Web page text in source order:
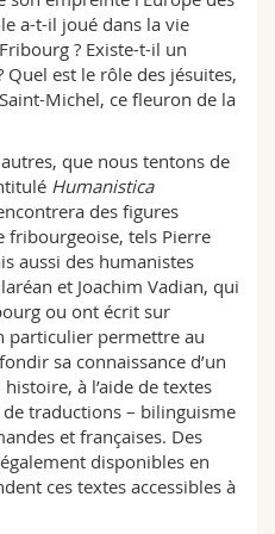
a-t-il joué dans la vie
? Existe-t-il un
est le rôle des jésuites,
Michel, ce fleuron de la
autres, que nous tentons de
Humanistica
des figures
fribourgeoise, tels Pierre
aussi des humanistes
et Joachim Vadian, qui
ou ont écrit sur
particulier permettre au
sa connaissance d’un
à l’aide de textes
traductions – bilinguisme
et françaises. Des
disponibles en
ces textes accessibles à